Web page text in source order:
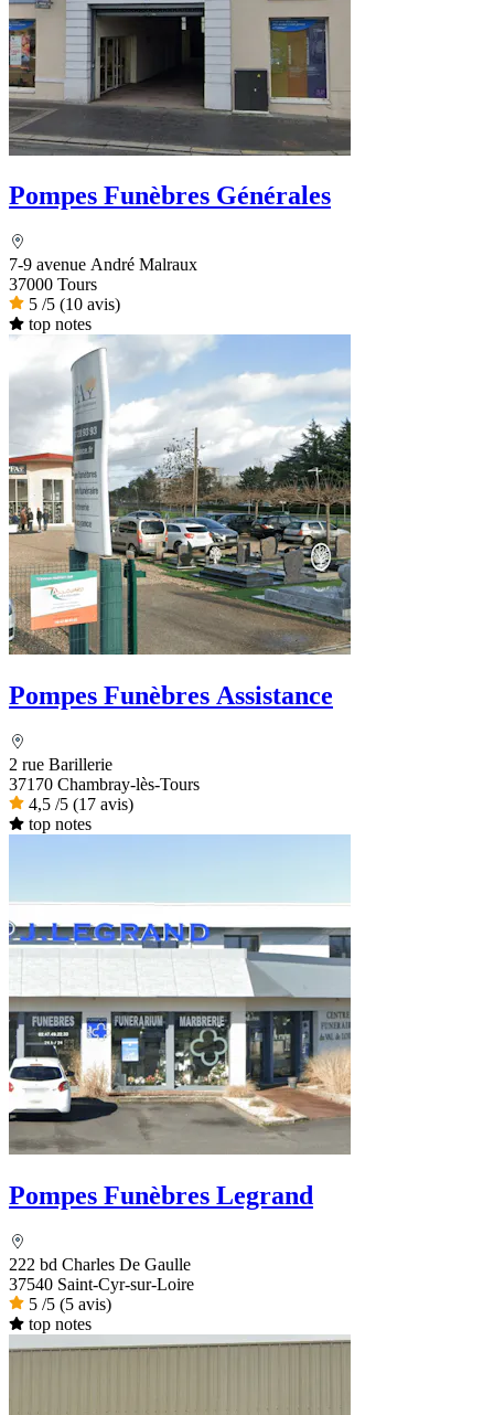
Pompes Funèbres Générales
7-9 avenue André Malraux
37000 Tours
5 /5 (10 avis)
top notes
Pompes Funèbres Assistance
2 rue Barillerie
37170 Chambray-lès-Tours
4,5 /5 (17 avis)
top notes
Pompes Funèbres Legrand
222 bd Charles De Gaulle
37540 Saint-Cyr-sur-Loire
5 /5 (5 avis)
top notes